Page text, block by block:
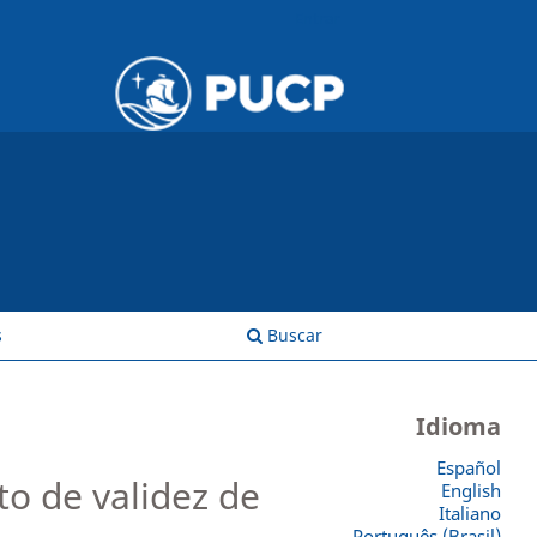
Buscar
de validez de
Idioma
Español
English
Italiano